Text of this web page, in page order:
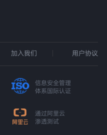
加入我们 用户协议
信息安全管理
体系国际认证
通过阿里云
渗透测试